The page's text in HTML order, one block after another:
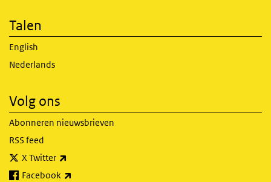
Talen
English
Nederlands
Volg ons
Abonneren nieuwsbrieven
RSS feed
X Twitter
Facebook